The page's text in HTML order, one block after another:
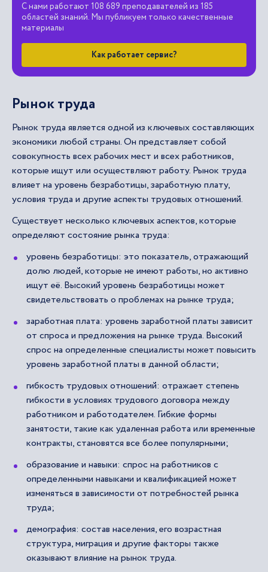
С нами работают 108 689 преподавателей из 185
областей знаний. Мы публикуем только качественные
материалы
Как работает сервис?
Рынок труда
Рынок труда является одной из ключевых составляющих
экономики любой страны. Он представляет собой
совокупность всех рабочих мест и всех работников,
которые ищут или осуществляют работу. Рынок труда
влияет на уровень безработицы, заработную плату,
условия труда и другие аспекты трудовых отношений.
Существует несколько ключевых аспектов, которые
определяют состояние рынка труда:
уровень безработицы: это показатель, отражающий
долю людей, которые не имеют работы, но активно
ищут её. Высокий уровень безработицы может
свидетельствовать о проблемах на рынке труда;
заработная плата: уровень заработной платы зависит
от спроса и предложения на рынке труда. Высокий
спрос на определенные специалисты может повысить
уровень заработной платы в данной области;
гибкость трудовых отношений: отражает степень
гибкости в условиях трудового договора между
работником и работодателем. Гибкие формы
занятости, такие как удаленная работа или временные
контракты, становятся все более популярными;
образование и навыки: спрос на работников с
определенными навыками и квалификацией может
изменяться в зависимости от потребностей рынка
труда;
демография: состав населения, его возрастная
структура, миграция и другие факторы также
оказывают влияние на рынок труда.